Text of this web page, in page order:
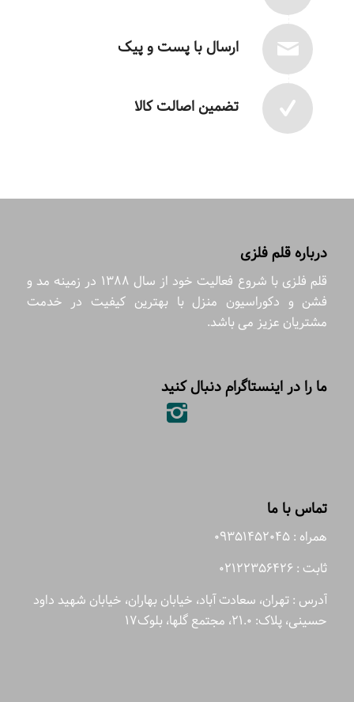
ارسال با پست و پیک
تضمین اصالت کالا
درباره قلم فلزی
قلم فلزی با شروع فعالیت خود از سال 1388 در زمینه مد و
فشن و دکوراسیون منزل با بهترین کیفیت در خدمت
مشتریان عزیز می باشد.
ما را در اینستاگرام دنبال کنید
تماس با ما
همراه : 09351452045
ثابت : 02122356426
آدرس : تهران، سعادت آباد، خیابان بهاران، خیابان شهید داود
حسینی، پلاک: 21.0، مجتمع گلها، بلوک17